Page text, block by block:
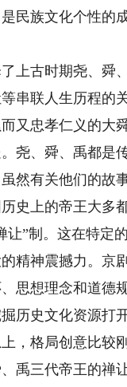
民族文化个性的
古时期尧、舜
串联人生历程的
又忠孝仁义的大
尧、舜、禹都是
然有关他们的故
史上的帝王大多
让”制。这在特定
精神震撼力。京
思想理念和道德
历史文化资源打
格局创意比较
禹三代帝王的禅